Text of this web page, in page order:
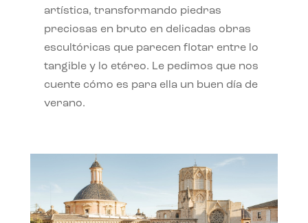
artística, transformando piedras
preciosas en bruto en delicadas obras
escultóricas que parecen flotar entre lo
tangible y lo etéreo. Le pedimos que nos
cuente cómo es para ella un buen día de
verano.